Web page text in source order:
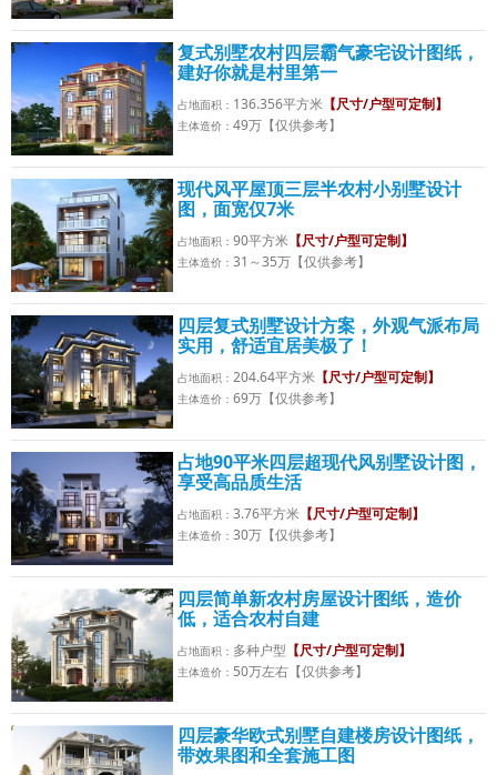
复式别墅农村四层霸气豪宅设计图纸，
建好你就是村里第一
占地面积： 136.356平方米 【尺寸/户型可定制】
主体造价： 49万【仅供参考】
现代风平屋顶三层半农村小别墅设计
图，面宽仅7米
占地面积： 90平方米 【尺寸/户型可定制】
主体造价： 31～35万【仅供参考】
四层复式别墅设计方案，外观气派布局
实用，舒适宜居美极了！
占地面积： 204.64平方米 【尺寸/户型可定制】
主体造价： 69万【仅供参考】
占地90平米四层超现代风别墅设计图，
享受高品质生活
占地面积： 3.76平方米 【尺寸/户型可定制】
主体造价： 30万【仅供参考】
四层简单新农村房屋设计图纸，造价
低，适合农村自建
占地面积： 多种户型 【尺寸/户型可定制】
主体造价： 50万左右【仅供参考】
四层豪华欧式别墅自建楼房设计图纸，
带效果图和全套施工图